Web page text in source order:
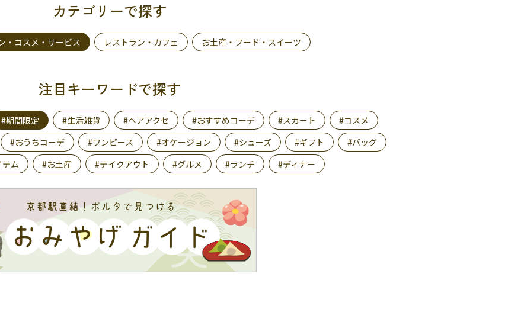
カテゴリーで探す
・コスメ・サービス レストラン・カフェ お土産・フード・スイーツ
注目キーワードで探す
#期間限定 #生活雑貨 #ヘアアクセ #おすすめコーデ #スカート
#コスメ
#おうちコーデ #ワンピース #オケージョン #シューズ #ギフト
#バッグ
ム #お土産 #テイクアウト #グルメ #ランチ #ディナー